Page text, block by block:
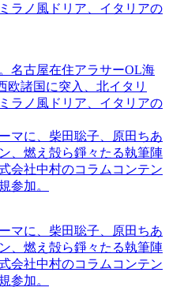
ラノ風ドリア、イタリアの
名古屋在住アラサーOL海
欧諸国に突入、北イタリ
ラノ風ドリア、イタリアの
マに、柴田聡子、原田ちあ
、燃え殻ら錚々たる執筆陣
会社中村のコラムコンテン
参加。
マに、柴田聡子、原田ちあ
、燃え殻ら錚々たる執筆陣
会社中村のコラムコンテン
参加。